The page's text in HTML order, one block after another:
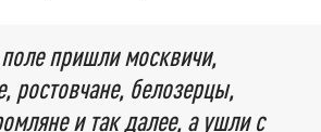
пришли москвичи,
ростовчане, белозерцы,
и так далее, а ушли с